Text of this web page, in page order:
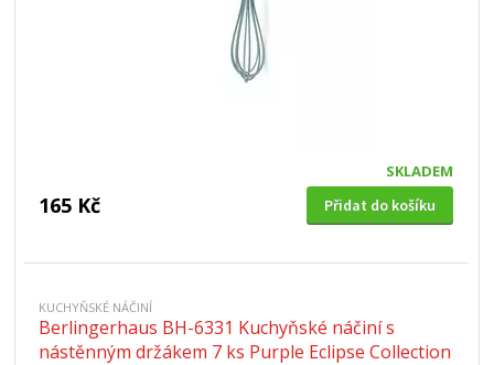
SKLADEM
165 Kč Přidat do košíku
KUCHYŇSKÉ NÁČINÍ
Berlingerhaus BH-6331 Kuchyňské náčiní s
nástěnným držákem 7 ks Purple Eclipse Collection